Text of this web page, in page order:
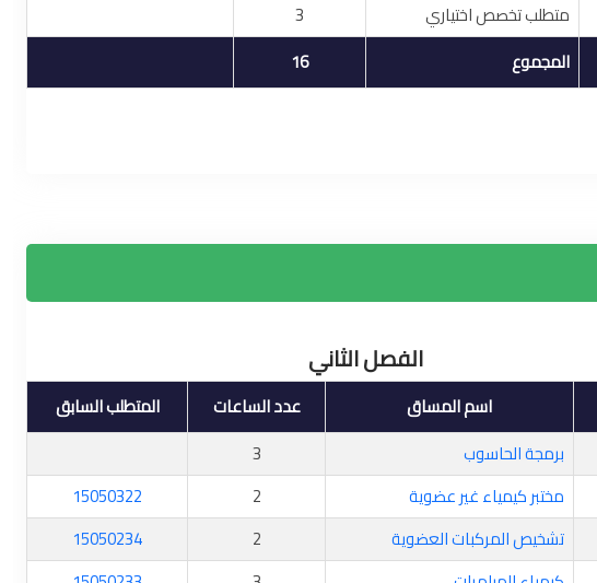
متطلب تخصص اختياري
3
المجموع
16
الفصل الثاني
اسم المساق عدد الساعات
المتطلب السابق
برمجة الحاسوب
3
مختبر كيمياء غير عضوية 2
15050322
تشخيص المركبات العضوية 2
15050234